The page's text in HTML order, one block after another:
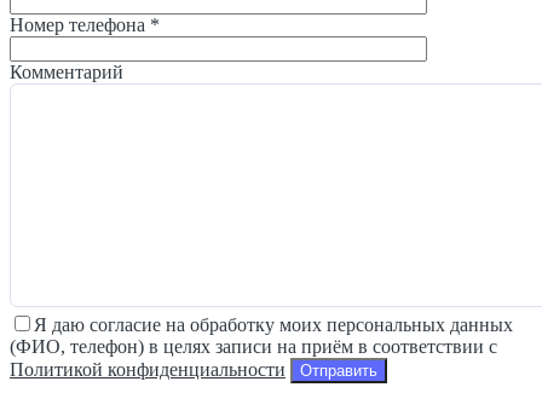
Номер телефона *
Комментарий
Я даю согласие на обработку моих персональных данных
(ФИО, телефон) в целях записи на приём в соответствии с
Политикой конфиденциальности